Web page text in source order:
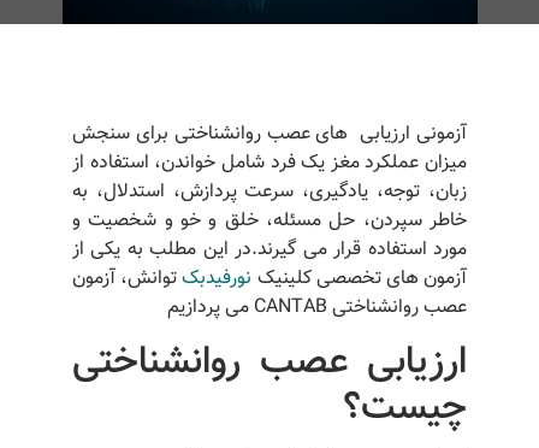
آزمونی ارزیابی های عصب روانشناختی برای سنجش
میزان عملکرد مغز یک فرد شامل خواندن، استفاده از
زبان، توجه، یادگیری، سرعت پردازش، استدلال، به
خاطر سپردن، حل مسئله، خلق و خو و شخصیت و
مورد استفاده قرار می گیرند.در این مطلب به یکی از
آزمون های تخصصی کلینیکنورفیدبکتوانش، آزمون
عصب روانشناختی CANTAB می پردازیم
ارزیابی عصب روانشناختی
چیست؟